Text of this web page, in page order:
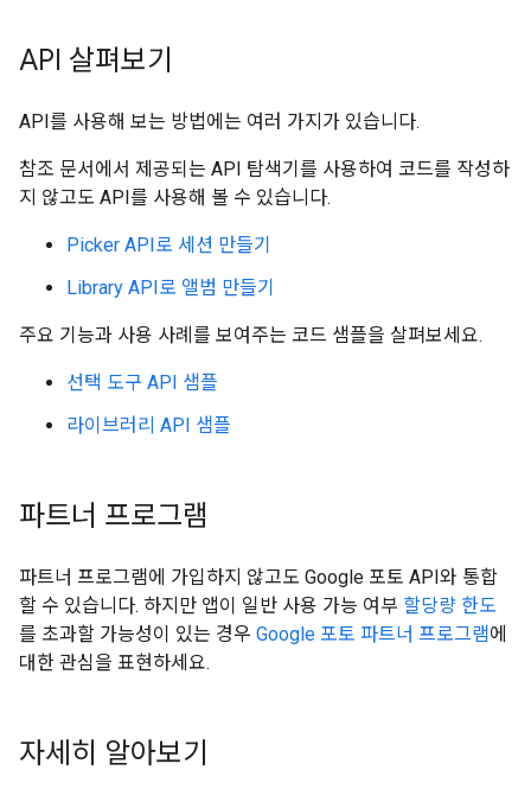
API 살펴보기
API를 사용해 보는 방법에는 여러 가지가 있습니다.
참조 문서에서 제공되는 API 탐색기를 사용하여 코드를 작성하
지 않고도 API를 사용해 볼 수 있습니다.
Picker API로 세션 만들기
Library API로 앨범 만들기
주요 기능과 사용 사례를 보여주는 코드 샘플을 살펴보세요.
선택 도구 API 샘플
라이브러리 API 샘플
파트너 프로그램
파트너 프로그램에 가입하지 않고도 Google 포토 API와 통합
할 수 있습니다. 하지만 앱이 일반 사용 가능 여부 할당량 한도
를 초과할 가능성이 있는 경우 Google 포토 파트너 프로그램에
대한 관심을 표현하세요.
자세히 알아보기